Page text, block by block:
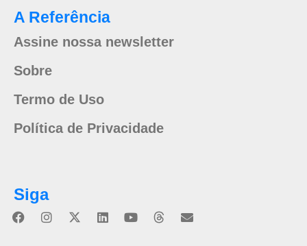
A Referência
Assine nossa newsletter
Sobre
Termo de Uso
Política de Privacidade
Siga